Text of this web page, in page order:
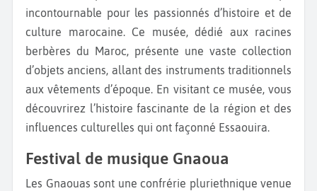
incontournable pour les passionnés d’histoire et de
culture marocaine. Ce musée, dédié aux racines
berbères du Maroc, présente une vaste collection
d’objets anciens, allant des instruments traditionnels
aux vêtements d’époque. En visitant ce musée, vous
découvrirez l’histoire fascinante de la région et des
influences culturelles qui ont façonné Essaouira.
Festival de musique Gnaoua
Les Gnaouas sont une confrérie pluriethnique venue